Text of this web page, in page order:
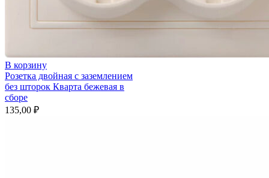
В корзину
Розетка двойная с заземлением
без шторок Кварта бежевая в
сборе
135,00 ₽